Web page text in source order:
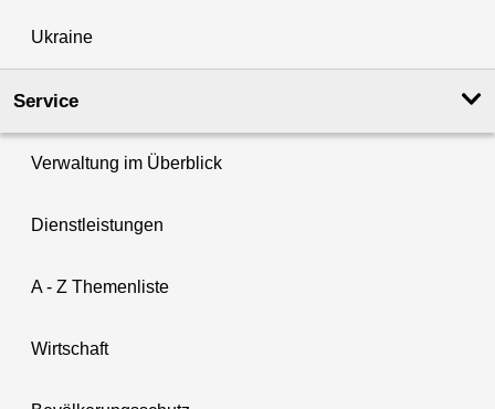
Ukraine
Service
Verwaltung im Überblick
Dienstleistungen
A - Z Themenliste
Wirtschaft